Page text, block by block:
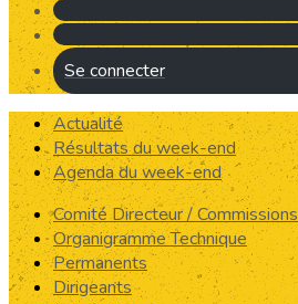
Se connecter
Actualité
Résultats du week-end
Agenda du week-end
Comité Directeur / Commissions
Organigramme Technique
Permanents
Dirigeants